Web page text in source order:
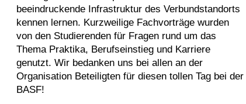
beeindruckende Infrastruktur des Verbundstandorts
kennen lernen. Kurzweilige Fachvorträge wurden
von den Studierenden für Fragen rund um das
Thema Praktika, Berufseinstieg und Karriere
genutzt. Wir bedanken uns bei allen an der
Organisation Beteiligten für diesen tollen Tag bei der
BASF!